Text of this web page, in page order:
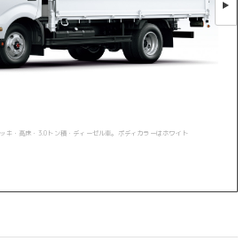
キ・高床・3.0トン積・ディーゼル車。ボディカラーはホワイト